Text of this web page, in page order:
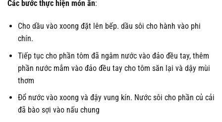
Các bước thực hiện món ăn:
Cho dầu vào xoong đặt lên bếp. dầu sôi cho hành vào phi
chín.
Tiếp tục cho phần tôm đã ngâm nước vào đảo đều tay, thêm
phần nước mắm vào đảo đều tay cho tôm săn lại và dậy mùi
thơm
Đổ nước vào xoong và đậy vung kín. Nước sôi cho phần củ cải
đã bào sợi vào nấu chung